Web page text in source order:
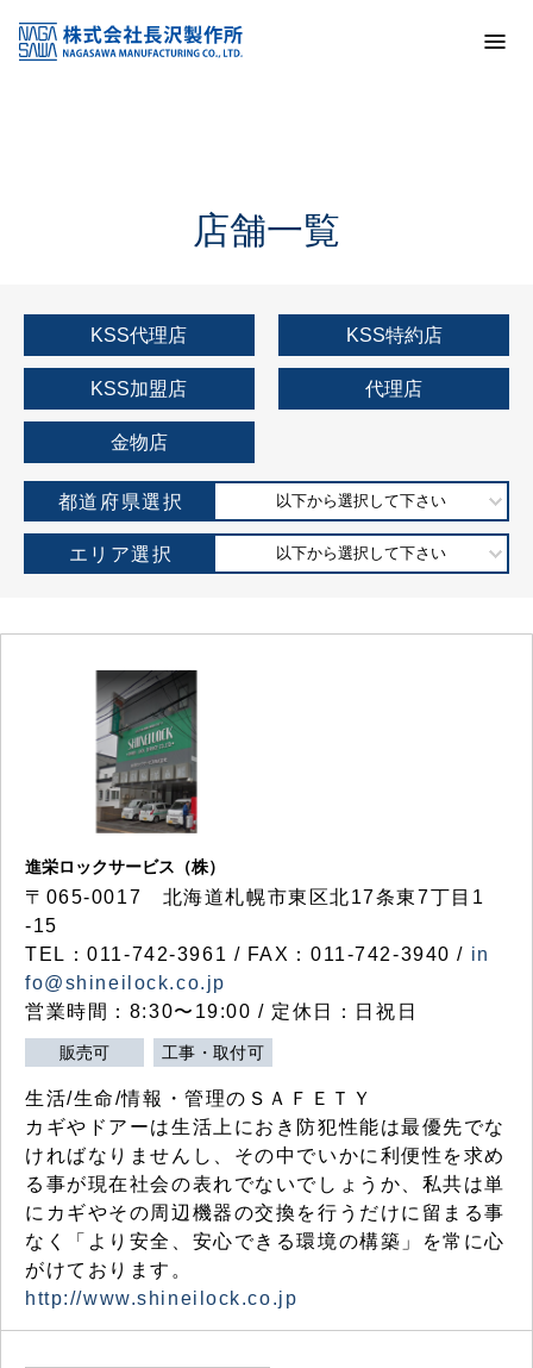
KSS加盟店・取扱店情報
店舗一覧
店舗一覧
KSS代理店 KSS特約店
KSS加盟店 代理店
金物店
都道府県選択 以下から選択して下さい
エリア選択 以下から選択して下さい
進栄ロックサービス（株）
〒065-0017 北海道札幌市東区北17条東7丁目1
-15
TEL：011-742-3961 / FAX：011-742-3940 / in
fo@shineilock.co.jp
営業時間：8:30〜19:00 / 定休日：日祝日
販売可 工事・取付可
生活/生命/情報・管理のＳＡＦＥＴＹ
カギやドアーは生活上におき防犯性能は最優先でな
ければなりませんし、その中でいかに利便性を求め
る事が現在社会の表れでないでしょうか、私共は単
にカギやその周辺機器の交換を行うだけに留まる事
なく「より安全、安心できる環境の構築」を常に心
がけております。
http://www.shineilock.co.jp